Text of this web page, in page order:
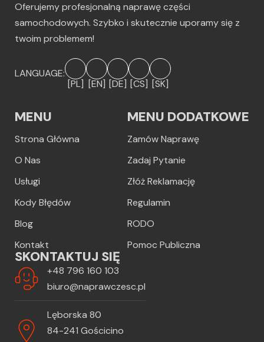
Oferujemy profesjonalną naprawę części
samochodowych. Szybko i skutecznie uporamy się z
twoim problemem!
LANGUAGE:
[PL] [EN] [DE] [CS] [SK]
MENU
Strona Główna
O Nas
Usługi
Kody Błędów
Blog
Kontakt
MENU DODATKOWE
Zamów Naprawę
Zadaj Pytanie
Złóż Reklamację
Regulamin
RODO
Pomoc Publiczna
SKONTAKTUJ SIĘ
+48 796 160 103
biuro@naprawczesc.pl
Lęborska 80
84-241 Gościcino